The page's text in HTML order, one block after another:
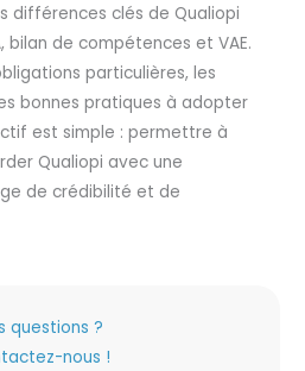
différences clés de Qualiopi
bilan de compétences et VAE.
particulières, les
bonnes pratiques à adopter
est simple : permettre à
Qualiopi avec une
de crédibilité et de
questions ?
nous !